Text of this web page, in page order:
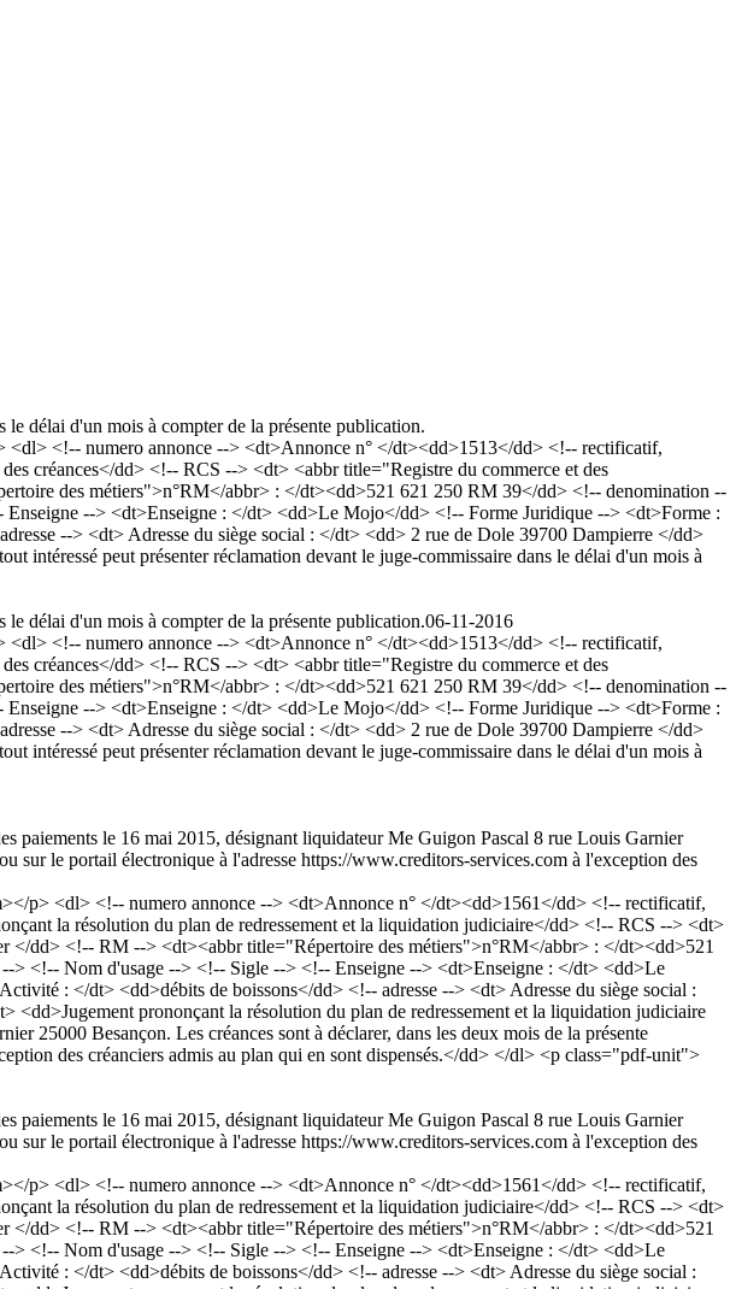
le délai d'un mois à compter de la présente publication.
<!-- numero annonce --> <dt>Annonce n° </dt><dd>1513</dd> <!-- rectificatif,
créances</dd> <!-- RCS --> <dt> <abbr title="Registre du commerce et des
des métiers">n°RM</abbr> : </dt><dd>521 621 250 RM 39</dd> <!-- denomination --
--> <dt>Enseigne : </dt> <dd>Le Mojo</dd> <!-- Forme Juridique --> <dt>Forme :
--> <dt> Adresse du siège social : </dt> <dd> 2 rue de Dole 39700 Dampierre </dd>
intéressé peut présenter réclamation devant le juge-commissaire dans le délai d'un mois à
le délai d'un mois à compter de la présente publication.06-11-2016
<!-- numero annonce --> <dt>Annonce n° </dt><dd>1513</dd> <!-- rectificatif,
créances</dd> <!-- RCS --> <dt> <abbr title="Registre du commerce et des
des métiers">n°RM</abbr> : </dt><dd>521 621 250 RM 39</dd> <!-- denomination --
--> <dt>Enseigne : </dt> <dd>Le Mojo</dd> <!-- Forme Juridique --> <dt>Forme :
--> <dt> Adresse du siège social : </dt> <dd> 2 rue de Dole 39700 Dampierre </dd>
intéressé peut présenter réclamation devant le juge-commissaire dans le délai d'un mois à
paiements le 16 mai 2015, désignant liquidateur Me Guigon Pascal 8 rue Louis Garnier
sur le portail électronique à l'adresse https://www.creditors-services.com à l'exception des
p> <dl> <!-- numero annonce --> <dt>Annonce n° </dt><dd>1561</dd> <!-- rectificatif,
la résolution du plan de redressement et la liquidation judiciaire</dd> <!-- RCS --> <dt>
</dd> <!-- RM --> <dt><abbr title="Répertoire des métiers">n°RM</abbr> : </dt><dd>521
<!-- Nom d'usage --> <!-- Sigle --> <!-- Enseigne --> <dt>Enseigne : </dt> <dd>Le
: </dt> <dd>débits de boissons</dd> <!-- adresse --> <dt> Adresse du siège social :
prononçant la résolution du plan de redressement et la liquidation judiciaire
25000 Besançon. Les créances sont à déclarer, dans les deux mois de la présente
des créanciers admis au plan qui en sont dispensés.</dd> </dl> <p class="pdf-unit">
paiements le 16 mai 2015, désignant liquidateur Me Guigon Pascal 8 rue Louis Garnier
sur le portail électronique à l'adresse https://www.creditors-services.com à l'exception des
p> <dl> <!-- numero annonce --> <dt>Annonce n° </dt><dd>1561</dd> <!-- rectificatif,
la résolution du plan de redressement et la liquidation judiciaire</dd> <!-- RCS --> <dt>
</dd> <!-- RM --> <dt><abbr title="Répertoire des métiers">n°RM</abbr> : </dt><dd>521
<!-- Nom d'usage --> <!-- Sigle --> <!-- Enseigne --> <dt>Enseigne : </dt> <dd>Le
: </dt> <dd>débits de boissons</dd> <!-- adresse --> <dt> Adresse du siège social :